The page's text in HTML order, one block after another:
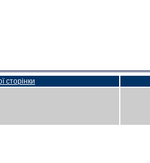
сторінки